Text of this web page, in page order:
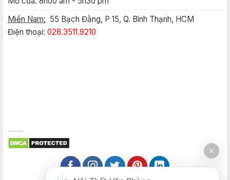
Miền Nam: 55 Bạch Đằng, P 15, Q. Bình Thạnh, HCM
Điện thoại: 028.3511.9210